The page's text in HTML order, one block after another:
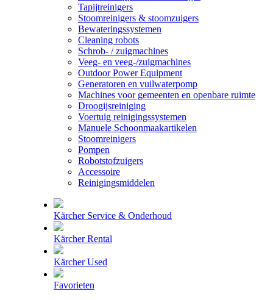
Tapijtreinigers
Stoomreinigers & stoomzuigers
Bewateringssystemen
Cleaning robots
Schrob- / zuigmachines
Veeg- en veeg-/zuigmachines
Outdoor Power Equipment
Generatoren en vuilwaterpomp
Machines voor gemeenten en openbare ruimte
Droogijsreiniging
Voertuig reinigingssystemen
Manuele Schoonmaakartikelen
Stoomreinigers
Pompen
Robotstofzuigers
Accessoire
Reinigingsmiddelen
Kärcher Service & Onderhoud
Kärcher Rental
Kärcher Used
Favorieten